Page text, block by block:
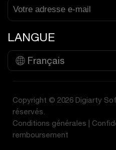
LANGUE
Français
Copyright © 2026 Digiarty
réservés.
Conditions générales
remboursement